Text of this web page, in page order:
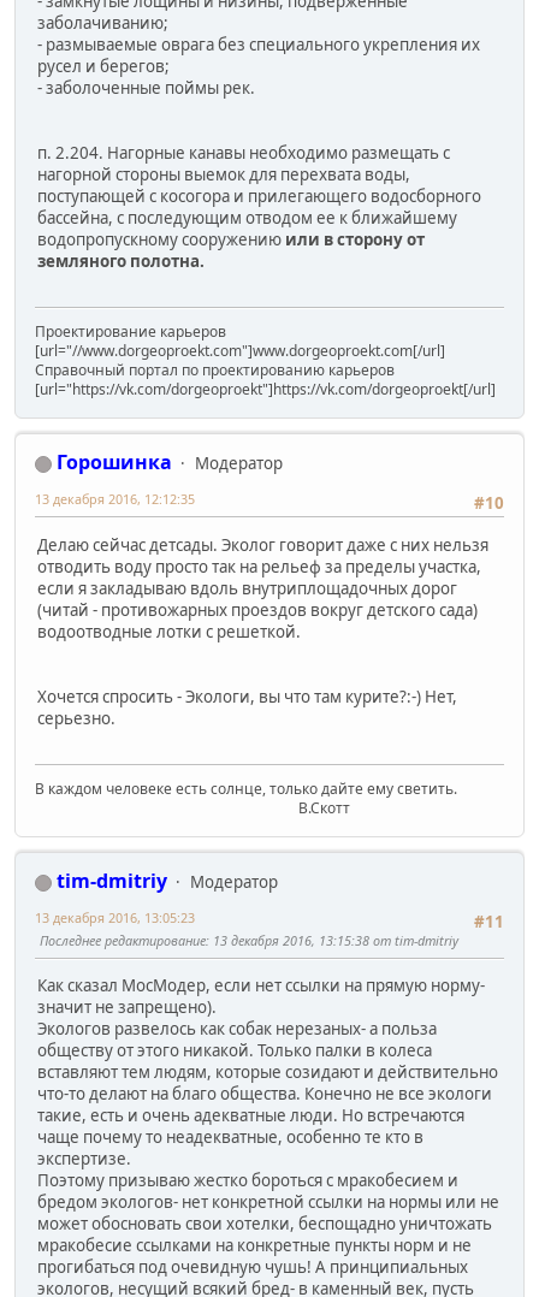
заболачиванию;
- размываемые оврага без специального укрепления их
русел и берегов;
- заболоченные поймы рек.
п. 2.204. Нагорные канавы необходимо размещать с
нагорной стороны выемок для перехвата воды,
поступающей с косогора и прилегающего водосборного
бассейна, с последующим отводом ее к ближайшему
водопропускному сооружению или в сторону от
земляного полотна.
Проектирование карьеров
[url="//www.dorgeoproekt.com"]www.dorgeoproekt.com[/url]
Справочный портал по проектированию карьеров
[url="https://vk.com/dorgeoproekt"]https://vk.com/dorgeoproekt[/url]
Горошинка
Модератор
#10
13 декабря 2016, 12:12:35
Делаю сейчас детсады. Эколог говорит даже с них нельзя
отводить воду просто так на рельеф за пределы участка,
если я закладываю вдоль внутриплощадочных дорог
(читай - противожарных проездов вокруг детского сада)
водоотводные лотки с решеткой.
Хочется спросить - Экологи, вы что там курите?:-) Нет,
серьезно.
В каждом человеке есть солнце, только дайте ему светить.
В.Скотт
tim-dmitriy
Модератор
#11
13 декабря 2016, 13:05:23
Последнее редактирование: 13 декабря 2016, 13:15:38 от tim-dmitriy
Как сказал МосМодер, если нет ссылки на прямую норму-
значит не запрещено).
Экологов развелось как собак нерезаных- а польза
обществу от этого никакой. Только палки в колеса
вставляют тем людям, которые созидают и действительно
что-то делают на благо общества. Конечно не все экологи
такие, есть и очень адекватные люди. Но встречаются
чаще почему то неадекватные, особенно те кто в
экспертизе.
Поэтому призываю жестко бороться с мракобесием и
бредом экологов- нет конкретной ссылки на нормы или не
может обосновать свои хотелки, беспощадно уничтожать
мракобесие ссылками на конкретные пункты норм и не
прогибаться под очевидную чушь! А принципиальных
экологов, несущий всякий бред- в каменный век, пусть